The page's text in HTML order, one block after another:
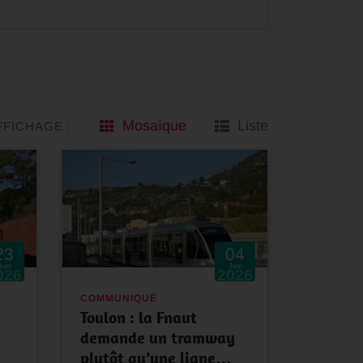
: Mosaïque Liste
04
Juin
2026
COMMUNIQUÉ
Toulon : la Fnaut
demande un tramway
plutôt qu’une ligne…